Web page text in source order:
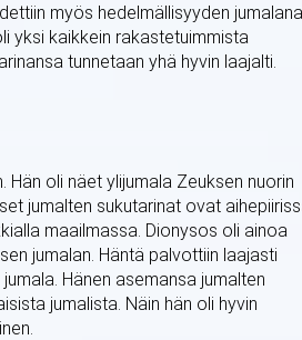
myös hedelmällisyyden jumalana.
yksi kaikkein rakastetuimmista
tunnetaan yhä hyvin laajalti.
oli näet ylijumala Zeuksen nuorin
jumalten sukutarinat ovat
maailmassa. Dionysos oli ainoa
jumalan. Häntä palvottiin laajasti
Hänen asemansa jumalten
jumalista. Näin hän oli hyvin